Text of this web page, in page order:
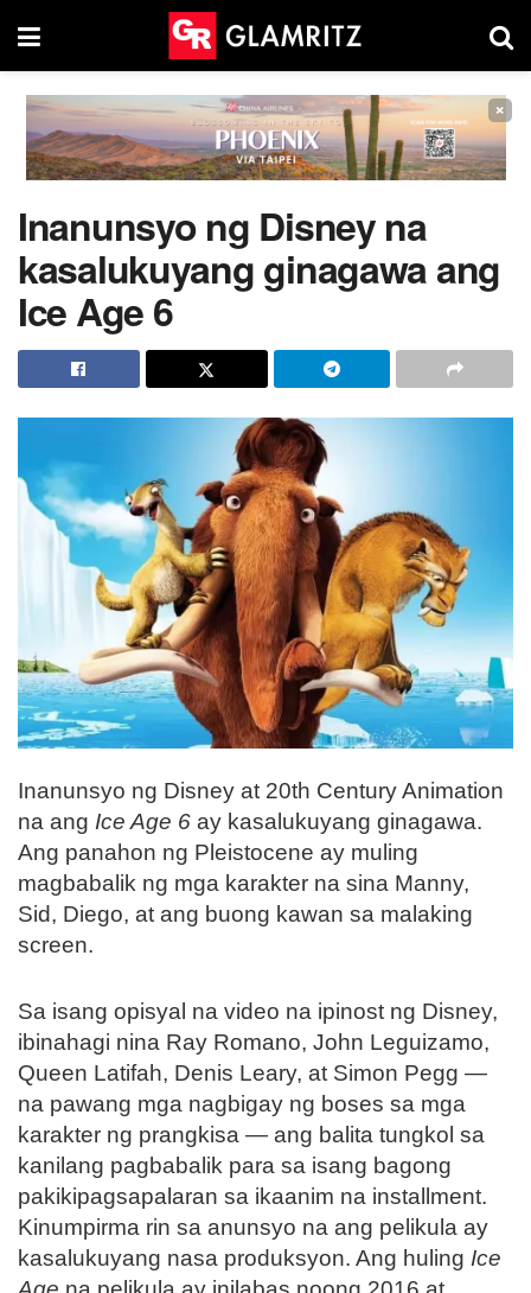
×
Inanunsyo ng Disney na
kasalukuyang ginagawa ang
Ice Age 6
Inanunsyo ng Disney at 20th Century Animation
na ang Ice Age 6 ay kasalukuyang ginagawa.
Ang panahon ng Pleistocene ay muling
magbabalik ng mga karakter na sina Manny,
Sid, Diego, at ang buong kawan sa malaking
screen.
Sa isang opisyal na video na ipinost ng Disney,
ibinahagi nina Ray Romano, John Leguizamo,
Queen Latifah, Denis Leary, at Simon Pegg —
na pawang mga nagbigay ng boses sa mga
karakter ng prangkisa — ang balita tungkol sa
kanilang pagbabalik para sa isang bagong
pakikipagsapalaran sa ikaanim na installment.
Kinumpirma rin sa anunsyo na ang pelikula ay
kasalukuyang nasa produksyon. Ang huling Ice